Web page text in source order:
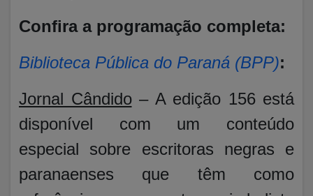
Confira a programação completa:
Biblioteca Pública do Paraná (BPP):
Jornal Cândido– A edição 156 está
disponível com um conteúdo
especial sobre escritoras negras e
paranaenses que têm como